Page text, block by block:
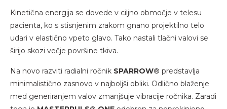
Kinetična energija se dovede v ciljno območje v telesu
pacienta, ko s stisnjenim zrakom gnano projektilno telo
udari v elastično vpeto glavo. Tako nastali tlačni valovi se
širijo skozi večje površine tkiva.
Na novo razviti radialni ročnik SPARROW® predstavlja
minimalistično zasnovo v najboljši obliki. Odlično blaženje
med generiranjem valov zmanjšuje vibracije ročnika. Zaradi